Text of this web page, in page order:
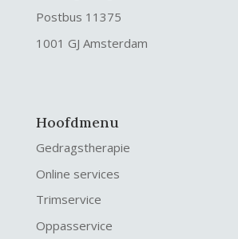
Postbus 11375
1001 GJ Amsterdam
Hoofdmenu
Gedragstherapie
Online services
Trimservice
Oppasservice